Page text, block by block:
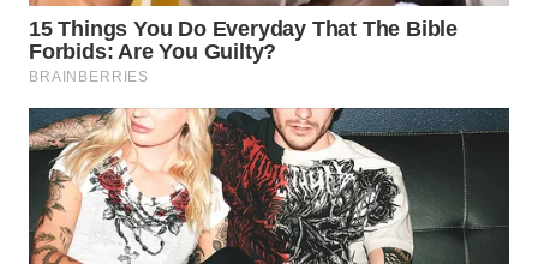
WAHANA
PERSONA
WAHANA
OTOMOTIF
WAHANA
HEALTH